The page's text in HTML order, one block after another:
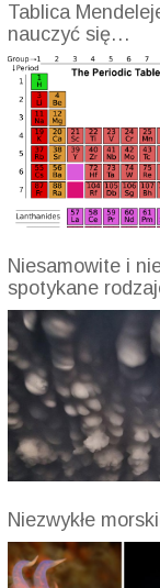
Tablica
nauczyć się…
Niesamowite i
spotykane
Niezwykłe